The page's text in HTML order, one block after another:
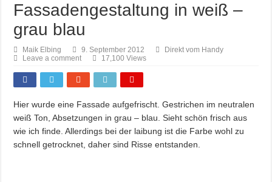
Fassadengestaltung in weiß –
grau blau
Maik Elbing 9. September 2012
Direkt vom Handy
Leave a comment
17,100 Views
Hier wurde eine Fassade aufgefrischt. Gestrichen im neutralen
weiß Ton, Absetzungen in grau – blau. Sieht schön frisch aus
wie ich finde. Allerdings bei der laibung ist die Farbe wohl zu
schnell getrocknet, daher sind Risse entstanden.